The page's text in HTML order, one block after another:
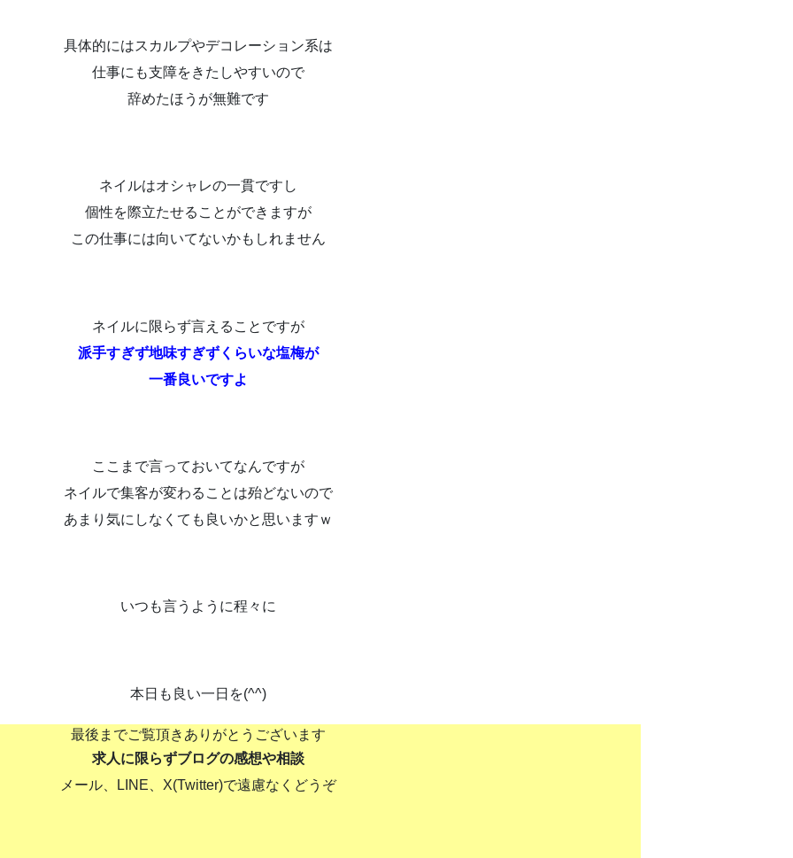
具体的にはスカルプやデコレーション系は
仕事にも支障をきたしやすいので
辞めたほうが無難です
ネイルはオシャレの一貫ですし
個性を際立たせることができますが
この仕事には向いてないかもしれません
ネイルに限らず言えることですが
派手すぎず地味すぎずくらいな塩梅が
一番良いですよ
ここまで言っておいてなんですが
ネイルで集客が変わることは殆どないので
あまり気にしなくても良いかと思いますｗ
いつも言うように程々に
本日も良い一日を(^^)
最後までご覧頂きありがとうございます
求人に限らずブログの感想や相談
メール、LINE、X(Twitter)で遠慮なくどうぞ